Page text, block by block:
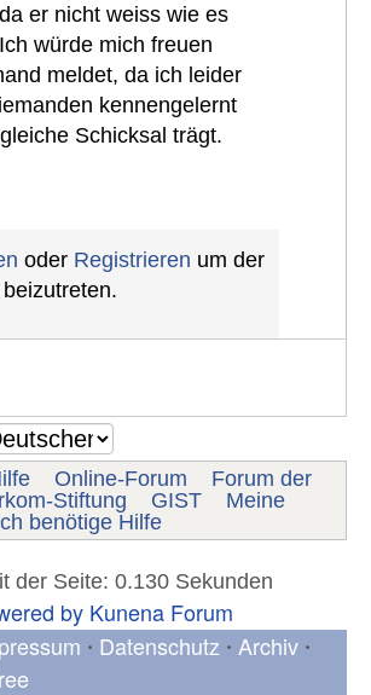
er nicht weiss wie es
würde mich freuen
meldet, da ich leider
kennengelernt
Schicksal trägt.
oder Registrieren um der
Online-Forum
Forum der
Stiftung
GIST
Meine
benötige Hilfe
der Seite: 0.130 Sekunden
by Kunena Forum
• Datenschutz • Archiv •